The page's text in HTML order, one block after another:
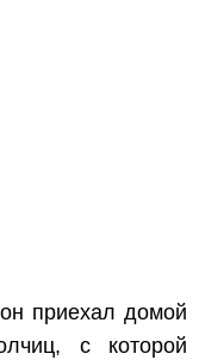
приехал домой
с которой